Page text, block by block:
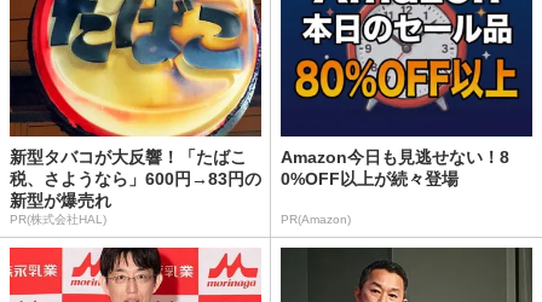
新型タバコが大反響！「たばこ
税、さようなら」600円→83円の
新型が爆売れ
PR(株式会社HAL)
Amazon今日も見逃せない！8
0%OFF以上が続々登場
PR(Amazon)